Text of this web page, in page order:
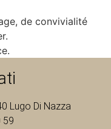
de convivialité
Lugo Di Nazza
59